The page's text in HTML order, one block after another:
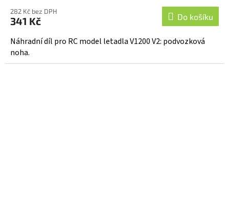
282 Kč bez DPH
341 Kč Do košíku
Náhradní díl pro RC model letadla V1200 V2: podvozková
noha.